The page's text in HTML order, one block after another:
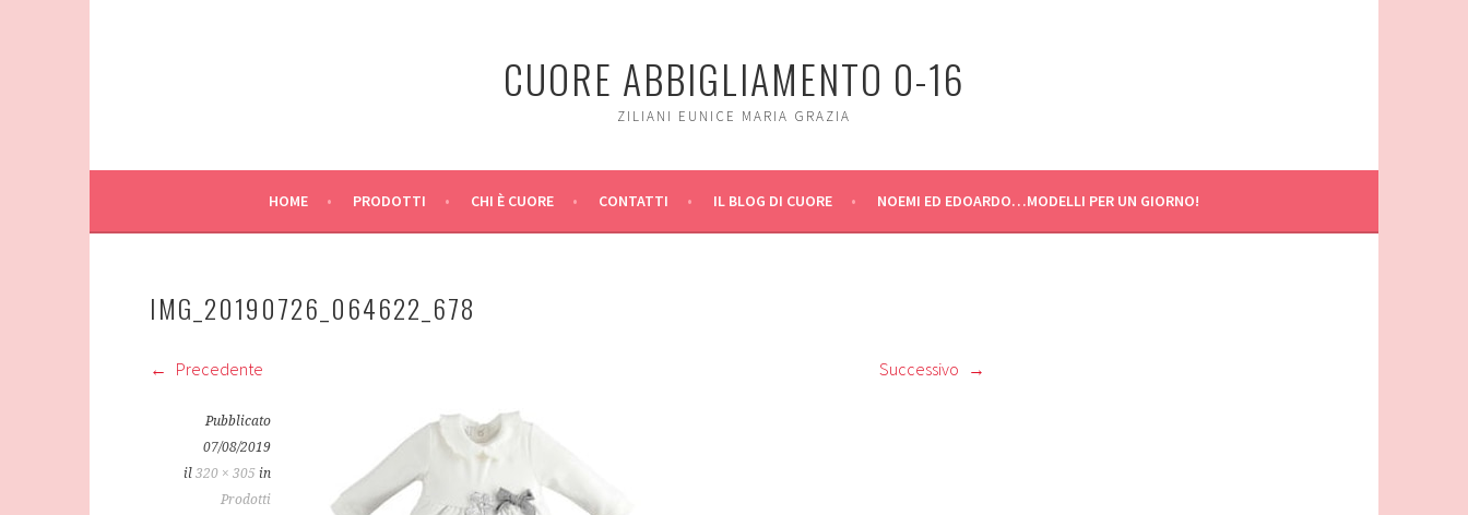
CUORE ABBIGLIAMENTO 0-16
ZILIANI EUNICE MARIA GRAZIA
HOME PRODOTTI CHI È CUORE CONTATTI IL BLOG DI CUORE NOEMI ED EDOARDO…MODELLI PER UN GIORNO!
IMG_20190726_064622_678
Precedente Successivo
Pubblicato
07/08/2019
il 320 × 305 in
Prodotti